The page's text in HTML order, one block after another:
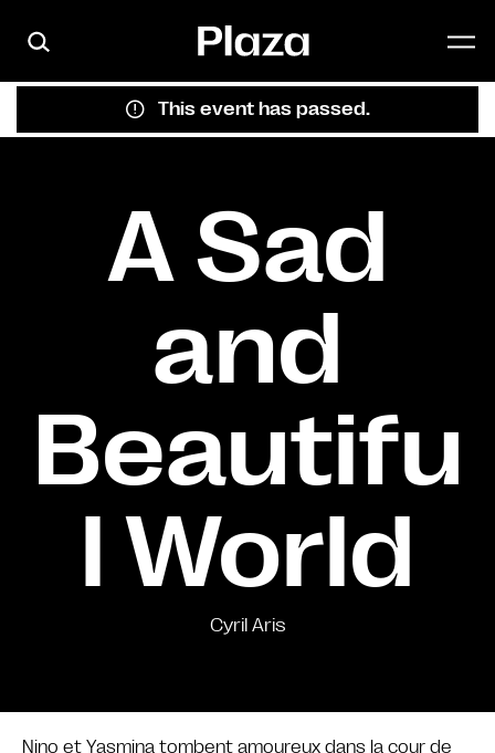
This event has passed.
A Sad
and
Beautifu
l World
Cyril Aris
Nino et Yasmina tombent amoureux dans la cour de